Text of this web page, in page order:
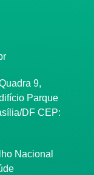
9,
Parque
DF CEP:
Nacional